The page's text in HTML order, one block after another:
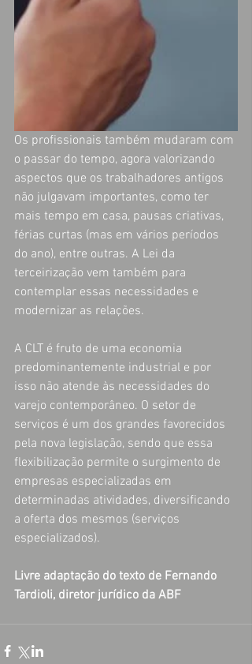
Os profissionais também mudaram com
o passar do tempo, agora valorizando
aspectos que os trabalhadores antigos
não julgavam importantes, como ter
mais tempo em casa, pausas criativas,
férias curtas (mas em vários períodos
do ano), entre outras. A Lei da
terceirização vem também para
contemplar essas necessidades e
modernizar as relações.
A CLT é fruto de uma economia
predominantemente industrial e por
isso não atende às necessidades do
varejo contemporâneo. O setor de
serviços é um dos grandes favorecidos
pela nova legislação, sendo que essa
flexibilização permite o surgimento de
empresas especializadas em
determinadas atividades, diversificando
a oferta dos mesmos (serviços
especializados).
Livre adaptação do texto de Fernando
Tardioli, diretor jurídico da ABF